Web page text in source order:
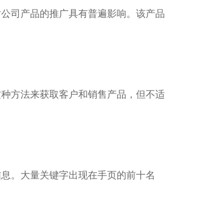
司产品的推广具有普遍影响。该产品
方法来获取客户和销售产品，但不适
。大量关键字出现在手页的前十名